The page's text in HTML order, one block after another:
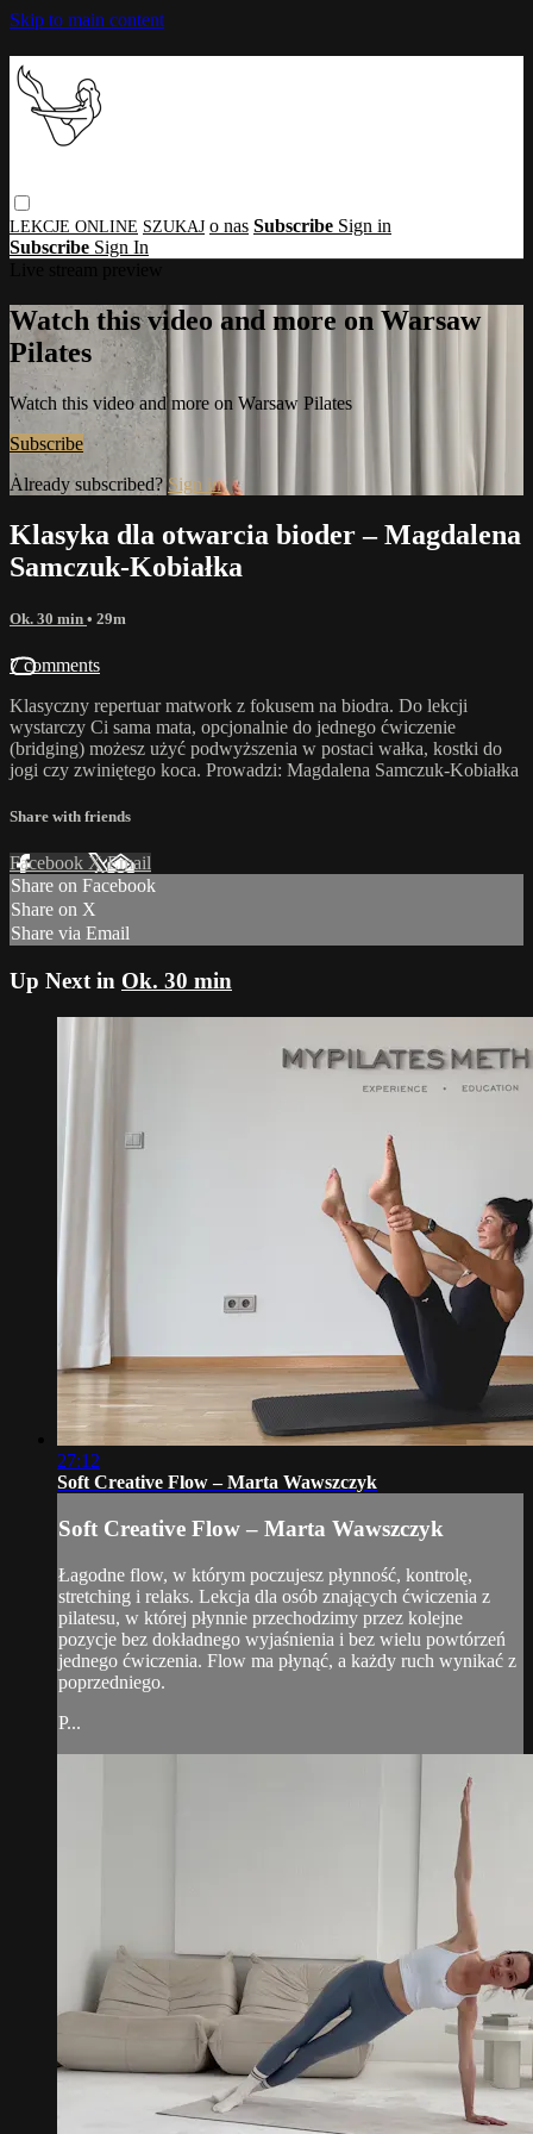
Skip to main content
o nas Subscribe Sign in
Subscribe Sign In
Watch this video and more on Warsaw
Pilates
Watch this video and more on Warsaw Pilates
Subscribe
Already subscribed? Sign in
Klasyka dla otwarcia bioder – Magdalena
Samczuk-Kobiałka
Ok. 30 min • 29m
7 comments
Klasyczny repertuar matwork z fokusem na biodra. Do lekcji
wystarczy Ci sama mata, opcjonalnie do jednego ćwiczenie
(bridging) możesz użyć podwyższenia w postaci wałka, kostki do
jogi czy zwiniętego koca. Prowadzi: Magdalena Samczuk-Kobiałka
Share with friends
Facebook XEmail
Share on Facebook
Share on X
Share via Email
Up Next in Ok. 30 min
27:12
Soft Creative Flow – Marta Wawszczyk
Soft Creative Flow – Marta Wawszczyk
Łagodne flow, w którym poczujesz płynność, kontrolę,
stretching i relaks. Lekcja dla osób znających ćwiczenia z
pilatesu, w której płynnie przechodzimy przez kolejne
pozycje bez dokładnego wyjaśnienia i bez wielu powtórzeń
jednego ćwiczenia. Flow ma płynąć, a każdy ruch wynikać z
poprzedniego.
P...